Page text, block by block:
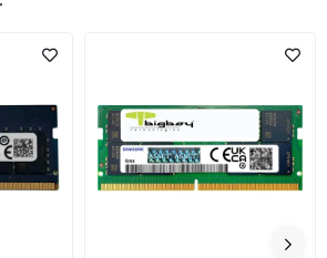
Gelişmiş Ekran Ve Ekran